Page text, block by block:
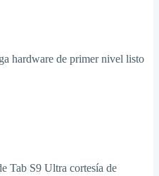
hardware de primer nivel listo
Tab S9 Ultra cortesía de